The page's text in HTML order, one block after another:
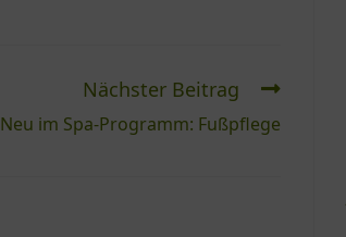
Nächster Beitrag
Neu im Spa-Programm: Fußpflege